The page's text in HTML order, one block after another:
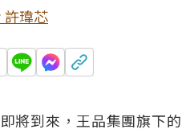
許瑋芯
將到來，王品集團旗下的